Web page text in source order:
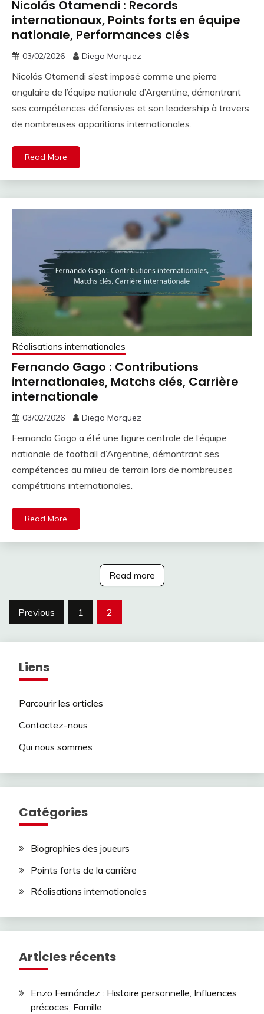
Nicolás Otamendi : Records
internationaux, Points forts en équipe
nationale, Performances clés
03/02/2026 Diego Marquez
Nicolás Otamendi s’est imposé comme une pierre
angulaire de l’équipe nationale d’Argentine, démontrant
ses compétences défensives et son leadership à travers
de nombreuses apparitions internationales.
Read More
Réalisations internationales
Fernando Gago : Contributions
internationales, Matchs clés, Carrière
internationale
03/02/2026 Diego Marquez
Fernando Gago a été une figure centrale de l’équipe
nationale de football d’Argentine, démontrant ses
compétences au milieu de terrain lors de nombreuses
compétitions internationales.
Read More
Read more
Posts
Previous 1 2
Liens
Parcourir les articles
Contactez-nous
Qui nous sommes
Catégories
Biographies des joueurs
Points forts de la carrière
Réalisations internationales
Articles récents
Enzo Fernández : Histoire personnelle, Influences
précoces, Famille